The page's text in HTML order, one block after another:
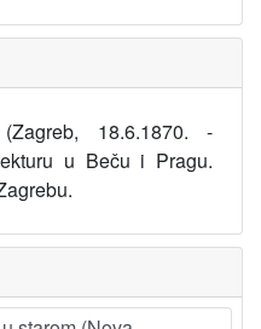
18.6.1870. -
u Beču i Pragu.